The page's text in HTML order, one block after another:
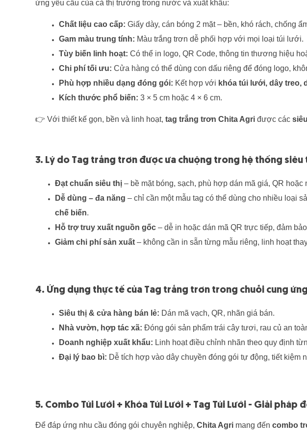
ứng yêu cầu của cả thị trường trong nước và xuất khẩu:
Chất liệu cao cấp: Giấy dày, cán bóng 2 mặt – bền, khó rách, chống
Gam màu trung tính: Màu trắng trơn dễ phối hợp với mọi loại túi lưới.
Tùy biến linh hoạt: Có thể in logo, QR Code, thông tin thương hiệu
Chi phí tối ưu: Cửa hàng có thể dùng con dấu riêng để đóng logo,
Phù hợp nhiều dạng đóng gói: Kết hợp với khóa túi lưới, dây treo,
Kích thước phổ biến: 3 × 5 cm hoặc 4 × 6 cm.
👉 Với thiết kế gọn, bền và linh hoạt, tag trắng trơn Chita Agri được các
3. Lý do Tag trắng trơn được ưa chuộng trong hệ thống siêu
Đạt chuẩn siêu thị – bề mặt bóng, sạch, phù hợp dán mã giá, QR hoặc
Dễ dùng – đa năng – chỉ cần một mẫu tag có thể dùng cho nhiều loại
chế biến.
Hỗ trợ truy xuất nguồn gốc – dễ in hoặc dán mã QR trực tiếp, đảm
Giảm chi phí sản xuất – không cần in sẵn từng mẫu riêng, linh hoạt
4. Ứng dụng thực tế của Tag trắng trơn trong chuỗi cung
Siêu thị & cửa hàng bán lẻ: Dán mã vạch, QR, nhãn giá bán.
Nhà vườn, hợp tác xã: Đóng gói sản phẩm trái cây tươi, rau củ an
Doanh nghiệp xuất khẩu: Linh hoạt điều chỉnh nhãn theo quy định
Đại lý bao bì: Dễ tích hợp vào dây chuyền đóng gói tự động, tiết kiệm
5. Combo Túi Lưới + Khóa Túi Lưới + Tag Túi Lưới - Giải
Để đáp ứng nhu cầu đóng gói chuyên nghiệp, Chita Agri mang đến combo